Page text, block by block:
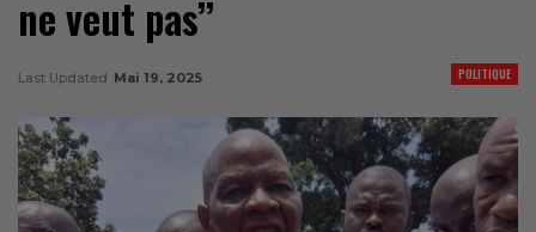
ne veut pas’’
POLITIQUE
Last Updated Mai 19, 2025